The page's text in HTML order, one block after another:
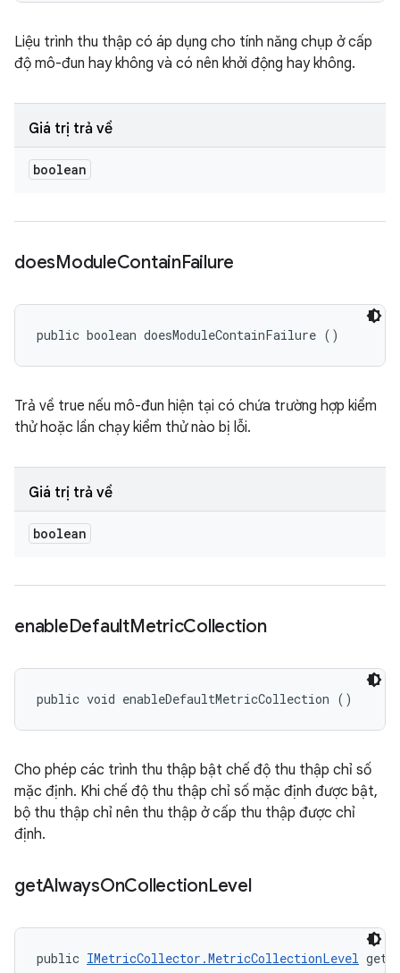
Liệu trình thu thập có áp dụng cho tính năng chụp ở cấp
độ mô-đun hay không và có nên khởi động hay không.
Giá trị trả về
boolean
doesModuleContainFailure
public boolean doesModuleContainFailure ()
Trả về true nếu mô-đun hiện tại có chứa trường hợp kiểm
thử hoặc lần chạy kiểm thử nào bị lỗi.
Giá trị trả về
boolean
enableDefaultMetricCollection
public void enableDefaultMetricCollection ()
Cho phép các trình thu thập bật chế độ thu thập chỉ số
mặc định. Khi chế độ thu thập chỉ số mặc định được bật,
bộ thu thập chỉ nên thu thập ở cấp thu thập được chỉ
định.
getAlwaysOnCollectionLevel
public IMetricCollector.MetricCollectionLevel